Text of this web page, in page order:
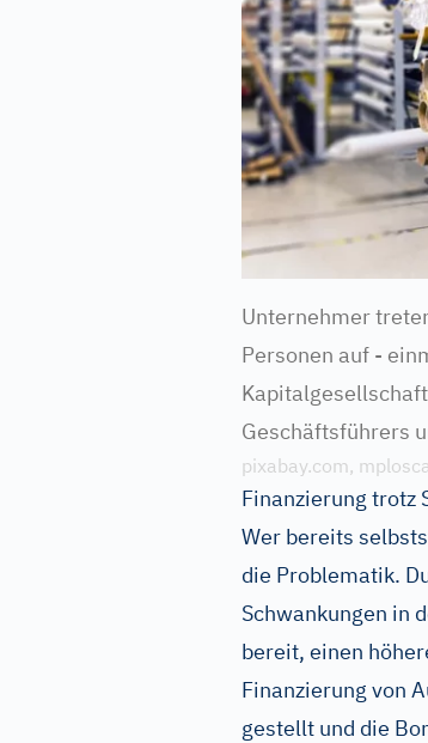
Unternehmer
Personen auf -
Geschäftsführers
pixabay.com,
Finanzierung trotz
Wer bereits
die Problematik.
Schwankungen in
bereit, einen
Finanzierung von
gestellt und die